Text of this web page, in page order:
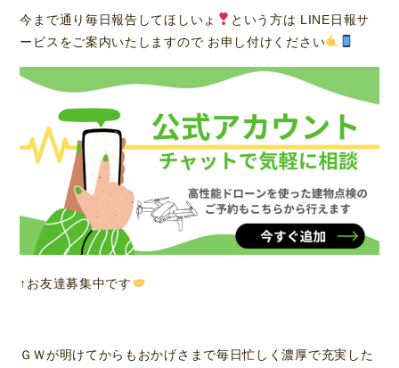
今まで通り毎日報告してほしいょ
という方は LINE日報サ
ービスをご案内いたしますので お申し付けください
↑お友達募集中です
ＧＷが明けてからもおかげさまで毎日忙しく濃厚で充実した